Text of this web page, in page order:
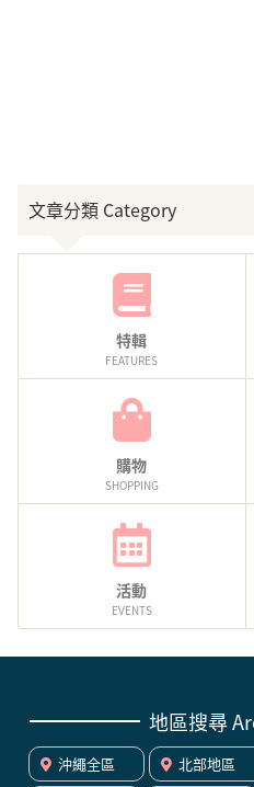
文章分類 Category
特輯
FEATURES
購物
SHOPPING
活動
EVENTS
地區搜尋
沖繩全區 北部地區